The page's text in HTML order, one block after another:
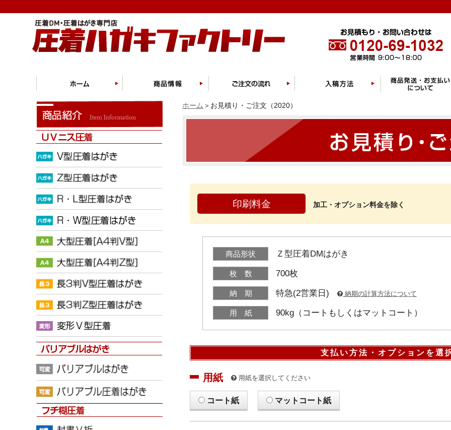
ホーム ＞お見積り・ご注文（2020）
印刷料金 加工・オプション料金を除く
商品形状 Ｚ型圧着DMはがき
枚 数 700枚
納 期 特急(2営業日) 納期の計算方法について
用 紙 90kg（コートもしくはマットコート）
支払い方法・オプションを選
用紙 用紙を選択してください
コート紙 マットコート紙